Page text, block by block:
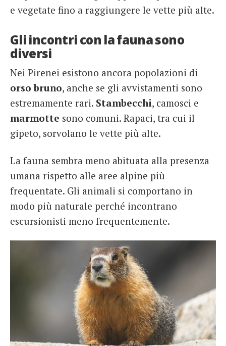
e vegetate fino a raggiungere le vette più alte.
Gli incontri con la fauna sono
diversi
Nei Pirenei esistono ancora popolazioni di
orso bruno, anche se gli avvistamenti sono
estremamente rari. Stambecchi, camosci e
marmotte sono comuni. Rapaci, tra cui il
gipeto, sorvolano le vette più alte.
La fauna sembra meno abituata alla presenza
umana rispetto alle aree alpine più
frequentate. Gli animali si comportano in
modo più naturale perché incontrano
escursionisti meno frequentemente.